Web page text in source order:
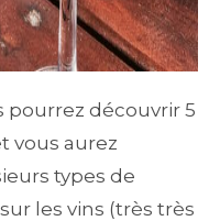
pourrez découvrir 5
vous aurez
types de
les vins (très très